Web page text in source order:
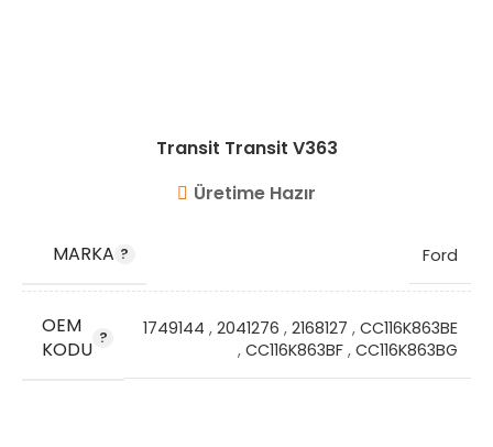
Transit Transit V363
Üretime Hazır
MARKA Ford
OEM
KODU
1749144 , 2041276 , 2168127 , CC116K863BE
, CC116K863BF , CC116K863BG